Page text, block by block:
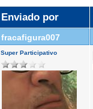
Enviado por
fracafigura007
Super Participativo